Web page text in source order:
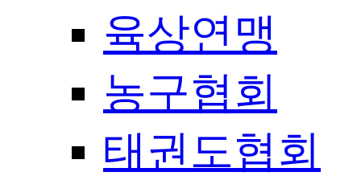
육상연맹
농구협회
태권도협회